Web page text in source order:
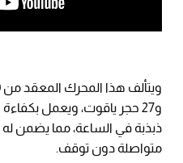
متواصلة دون توقف.